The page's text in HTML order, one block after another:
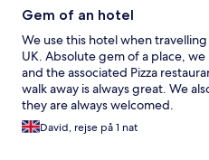
Gem of an hotel
We use this hotel when
UK. Absolute gem of a place,
and the associated Pizza
walk away is always great. We
they are always welcomed.
David, rejse på 1 nat